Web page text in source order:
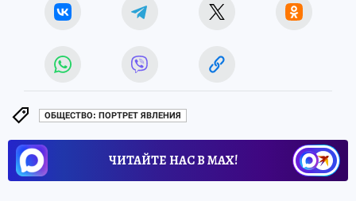
ОБЩЕСТВО: ПОРТРЕТ ЯВЛЕНИЯ
ЧИТАЙТЕ НАС В МАХ!